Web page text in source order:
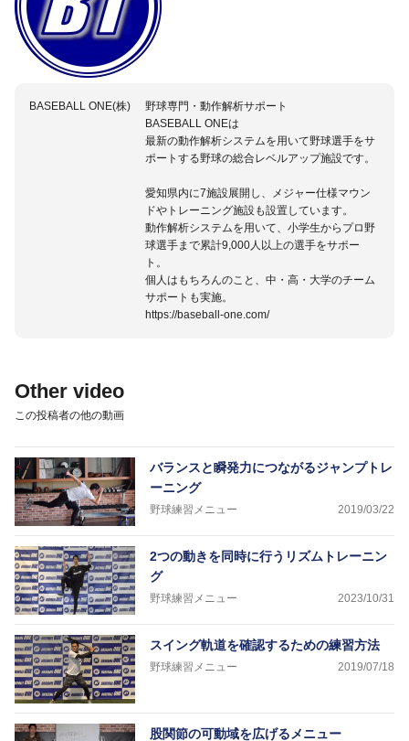
BASEBALL ONE(株)
野球専門・動作解析サポート
BASEBALL ONEは
最新の動作解析システムを用いて野球選手をサ
ポートする野球の総合レベルアップ施設です。
愛知県内に7施設展開し、メジャー仕様マウン
ドやトレーニング施設も設置しています。
動作解析システムを用いて、小学生からプロ野
球選手まで累計9,000人以上の選手をサポー
ト。
個人はもちろんのこと、中・高・大学のチーム
サポートも実施。
https://baseball-one.com/
Other video
この投稿者の他の動画
バランスと瞬発力につながるジャンプトレ
ーニング
野球練習メニュー 2019/03/22
2つの動きを同時に行うリズムトレーニン
グ
野球練習メニュー 2023/10/31
スイング軌道を確認するための練習方法
野球練習メニュー 2019/07/18
股関節の可動域を広げるメニュー